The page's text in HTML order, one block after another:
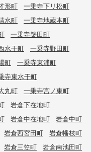
形町
一乗寺下リ松町
水町
一乗寺地蔵本町
一乗寺築田町
水干町
一乗寺野田町
町
一乗寺東浦町
寺東水干町
丸町
一乗寺宮ノ東町
岩倉下在地町
岩倉中在地町
岩倉中町
岩倉西宮田町
岩倉幡枝町
岩倉三笠町
岩倉南池田町